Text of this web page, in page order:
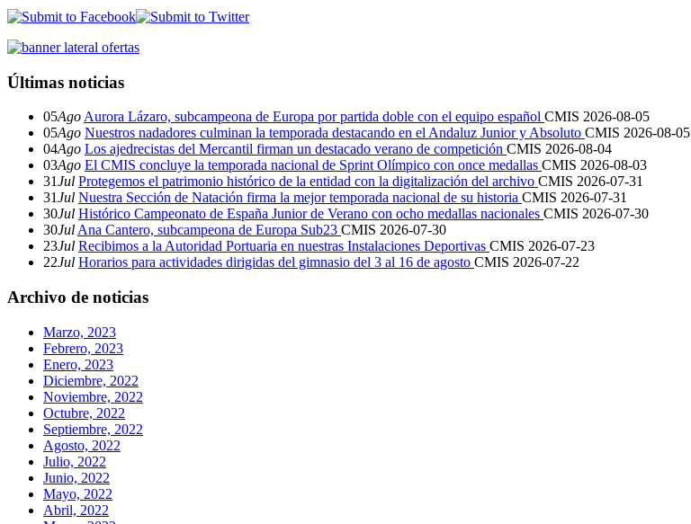
Últimas noticias
05Ago Aurora Lázaro, subcampeona de Europa por partida doble con el equipo español CMIS 2026-08-05
05Ago Nuestros nadadores culminan la temporada destacando en el Andaluz Junior y Absoluto CMIS 2026-08-05
04Ago Los ajedrecistas del Mercantil firman un destacado verano de competición CMIS 2026-08-04
03Ago El CMIS concluye la temporada nacional de Sprint Olímpico con once medallas CMIS 2026-08-03
31Jul Protegemos el patrimonio histórico de la entidad con la digitalización del archivo CMIS 2026-07-31
31Jul Nuestra Sección de Natación firma la mejor temporada nacional de su historia CMIS 2026-07-31
30Jul Histórico Campeonato de España Junior de Verano con ocho medallas nacionales CMIS 2026-07-30
30Jul Ana Cantero, subcampeona de Europa Sub23 CMIS 2026-07-30
23Jul Recibimos a la Autoridad Portuaria en nuestras Instalaciones Deportivas CMIS 2026-07-23
22Jul Horarios para actividades dirigidas del gimnasio del 3 al 16 de agosto CMIS 2026-07-22
Archivo de noticias
Marzo, 2023
Febrero, 2023
Enero, 2023
Diciembre, 2022
Noviembre, 2022
Octubre, 2022
Septiembre, 2022
Agosto, 2022
Julio, 2022
Junio, 2022
Mayo, 2022
Abril, 2022